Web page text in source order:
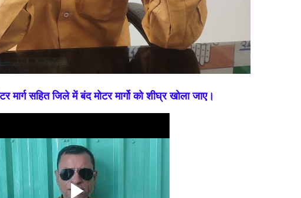
सहित जिले में बंद मोटर मार्गो को शीघ्र खोला जाए।